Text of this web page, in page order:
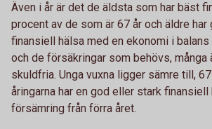
Även i år är det de äldsta som har bäst
procent av de som är 67 år och äldre
finansiell hälsa med en ekonomi i
och de försäkringar som behövs, många
skuldfria. Unga vuxna ligger sämre till,
åringarna har en god eller stark finansiell
försämring från förra året.